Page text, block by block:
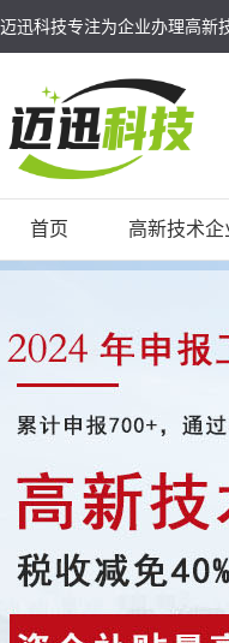
迈迅科技专注为企业办理高新
首页 高新技术企